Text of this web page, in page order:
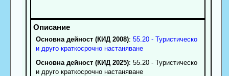
Основна дейност (КИД 2008): 55.20 - Туристическо
и друго краткосрочно настаняване
Основна дейност (КИД 2025): 55.20 - Туристическо
и друго краткосрочно настаняване